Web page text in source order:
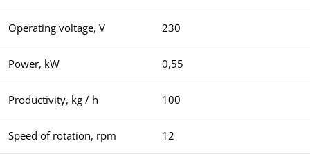
Operating voltage, V 230
Power, kW 0,55
Productivity, kg / h 100
Speed ​​of rotation, rpm 12